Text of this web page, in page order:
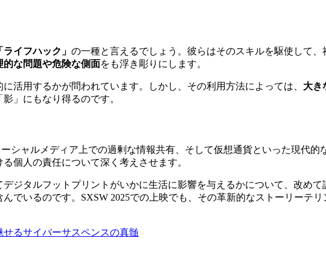
イフハック」 の一種と言えるでしょう。彼らはそのスキルを駆使して
的な問題や危険な側面をも浮き彫りにします。
活用するかが問われています。しかし、その利用方法によっては、 大き
」にもなり得るのです。
シャルメディア上での過剰な情報共有、そして仮想通貨といった現代的
個人の責任について深く考えさせます。
デジタルフットプリントがいかに生活に影響を与えるかについて、改め
んでいるのです。SXSW 2025での上映でも、その革新的なストーリーテリ
せるサイバーサスペンスの真髄